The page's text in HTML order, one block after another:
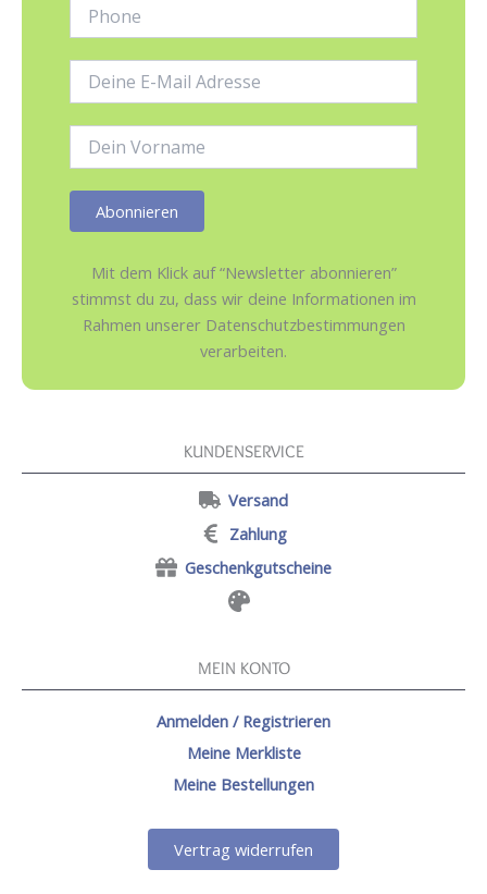
Mail-
Mit dem Klick auf “Newsletter abonnieren”
stimmst du zu, dass wir deine Informationen im
Rahmen unserer Datenschutzbestimmungen
verarbeiten.
KUNDENSERVICE
Versand
Zahlung
Geschenkgutscheine
MEIN KONTO
Anmelden / Registrieren
Meine Merkliste
Meine Bestellungen
Vertrag widerrufen